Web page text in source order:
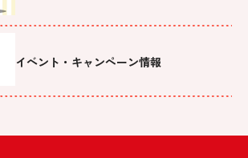
イベント・キャンペーン情報